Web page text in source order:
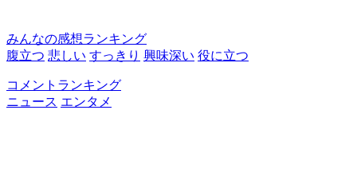
みんなの感想ランキング
腹立つ 悲しい すっきり 興味深い 役に立つ
コメントランキング
ニュース エンタメ